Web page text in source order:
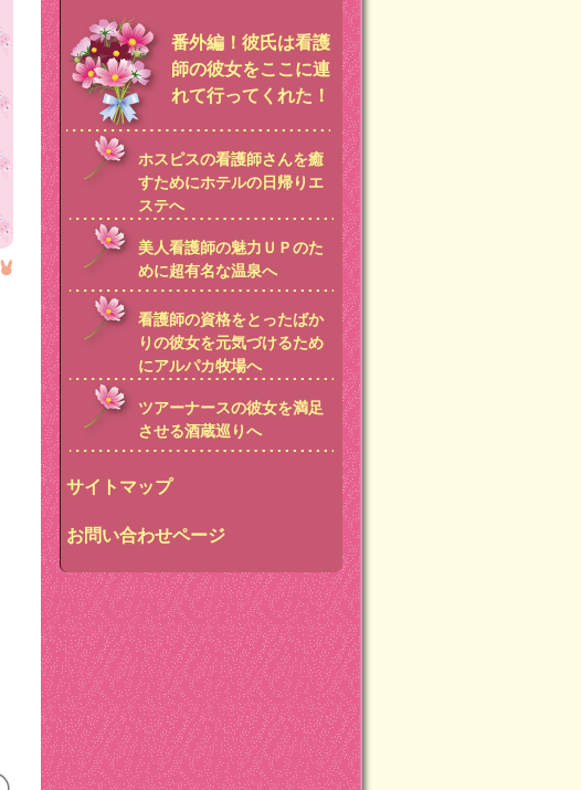
番外編！彼氏は看護
師の彼女をここに連
れて行ってくれた！
ホスピスの看護師さんを癒
すためにホテルの日帰りエ
ステへ
美人看護師の魅力ＵＰのた
めに超有名な温泉へ
看護師の資格をとったばか
りの彼女を元気づけるため
にアルパカ牧場へ
ツアーナースの彼女を満足
させる酒蔵巡りへ
サイトマップ
お問い合わせページ